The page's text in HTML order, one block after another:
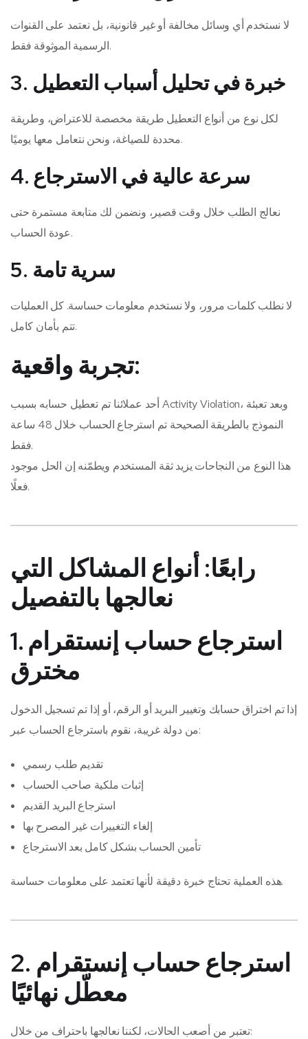
لا نستخدم أي وسائل مخالفة أو غير قانونية، بل نعتمد على القنوات
الرسمية الموثوقة فقط.
3. خبرة في تحليل أسباب التعطيل
لكل نوع من أنواع التعطيل طريقة مخصصة للاعتراض، وطريقة
محددة للصياغة، ونحن نتعامل معها يوميًا.
4. سرعة عالية في الاسترجاع
نعالج الطلب خلال وقت قصير، ونضمن لك متابعة مستمرة حتى
عودة الحساب.
5. سرية تامة
لا نطلب كلمات مرور، ولا نستخدم معلومات حساسة. كل العمليات
تتم بأمان كامل.
تجربة واقعية:
أحد عملائنا تم تعطيل حسابه بسبب Activity Violation، وبعد تعبئة
النموذج بالطريقة الصحيحة تم استرجاع الحساب خلال 48 ساعة
فقط.
هذا النوع من النجاحات يزيد ثقة المستخدم ويطمّنه إن الحل موجود
فعلًا.
رابعًا: أنواع المشاكل التي
نعالجها بالتفصيل
1. استرجاع حساب إنستقرام
مخترق
إذا تم اختراق حسابك وتغيير البريد أو الرقم، أو إذا تم تسجيل الدخول
من دولة غريبة، نقوم باسترجاع الحساب عبر:
تقديم طلب رسمي
إثبات ملكية صاحب الحساب
استرجاع البريد القديم
إلغاء التغييرات غير المصرح بها
تأمين الحساب بشكل كامل بعد الاسترجاع
هذه العملية تحتاج خبرة دقيقة لأنها تعتمد على معلومات حساسة.
2. استرجاع حساب إنستقرام
معطّل نهائيًا
تعتبر من أصعب الحالات، لكننا نعالجها باحتراف من خلال: